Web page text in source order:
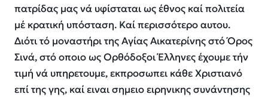
πατρίδας μας νά υφίσταται ως έθνος καί πολιτεία
μέ κρατική υπόσταση. Καί περισσότερο αυτου.
Διότι τό μοναστήρι της Αγίας Αικατερίνης στό Όρος
Σινά, στό οποιο ως Ορθόδοξοι Έλληνες έχουμε τήν
τιμή νά υπηρετουμε, εκπροσωπει κάθε Χριστιανό
επί της γης, καί ειναι σημειο ειρηνικης συνάντησης